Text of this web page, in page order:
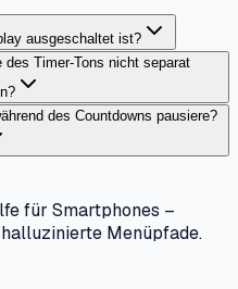
ausgeschaltet ist?
Timer-Tons nicht separat
des Countdowns pausiere?
für Smartphones –
Menüpfade.